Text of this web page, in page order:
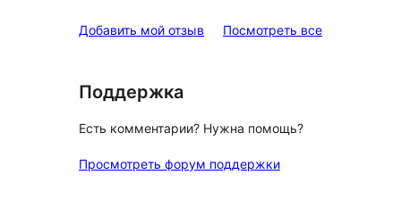
Добавить мой отзыв Посмотреть всеотзывы
Поддержка
Есть комментарии? Нужна помощь?
Просмотреть форум поддержки